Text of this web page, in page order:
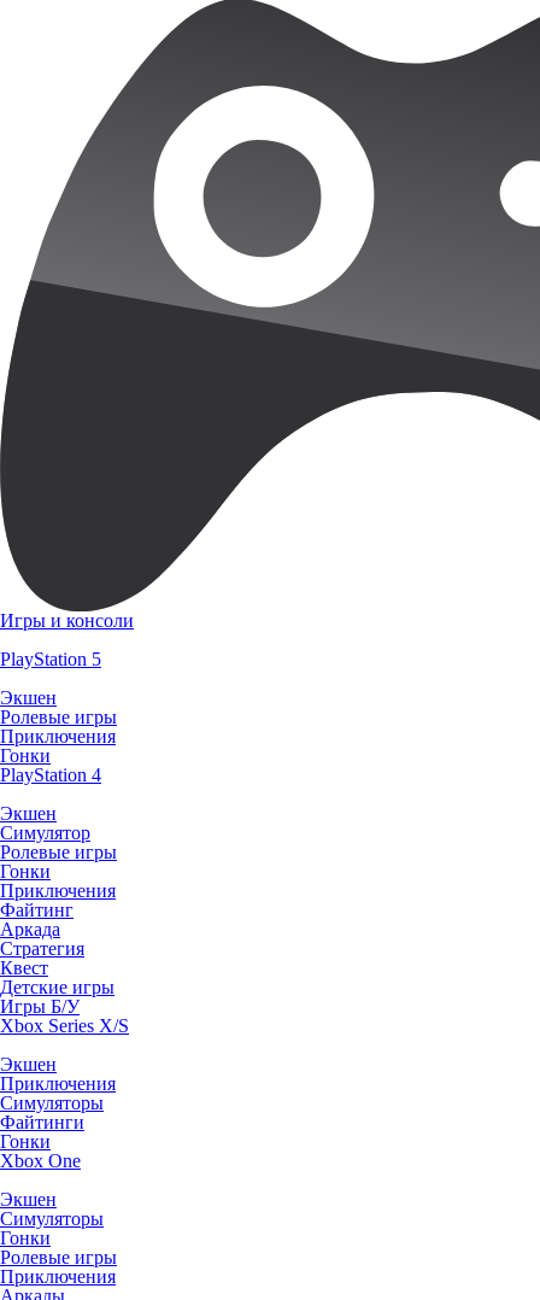
Игры и консоли
PlayStation 5
Экшен
Ролевые игры
Приключения
Гонки
PlayStation 4
Экшен
Симулятор
Ролевые игры
Гонки
Приключения
Файтинг
Аркада
Стратегия
Квест
Детские игры
Игры Б/У
Xbox Series X/S
Экшен
Приключения
Симуляторы
Файтинги
Гонки
Xbox One
Экшен
Симуляторы
Гонки
Ролевые игры
Приключения
Аркады